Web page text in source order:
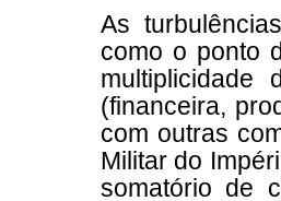
As
como o ponto
multiplicidade
(financeira,
com outras
Militar do
somatório de